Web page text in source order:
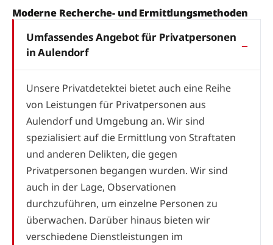
Moderne Recherche- und Ermittlungsmethoden
Umfassendes Angebot für Privatpersonen
in Aulendorf
Unsere Privatdetektei bietet auch eine Reihe
von Leistungen für Privatpersonen aus
Aulendorf und Umgebung an. Wir sind
spezialisiert auf die Ermittlung von Straftaten
und anderen Delikten, die gegen
Privatpersonen begangen wurden. Wir sind
auch in der Lage, Observationen
durchzuführen, um einzelne Personen zu
überwachen. Darüber hinaus bieten wir
verschiedene Dienstleistungen im